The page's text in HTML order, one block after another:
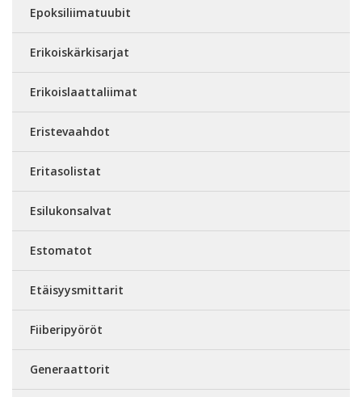
Epoksiliimatuubit
Erikoiskärkisarjat
Erikoislaattaliimat
Eristevaahdot
Eritasolistat
Esilukonsalvat
Estomatot
Etäisyysmittarit
Fiiberipyöröt
Generaattorit